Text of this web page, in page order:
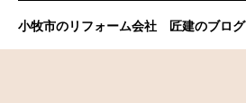
小牧市のリフォーム会社 匠建のブログ